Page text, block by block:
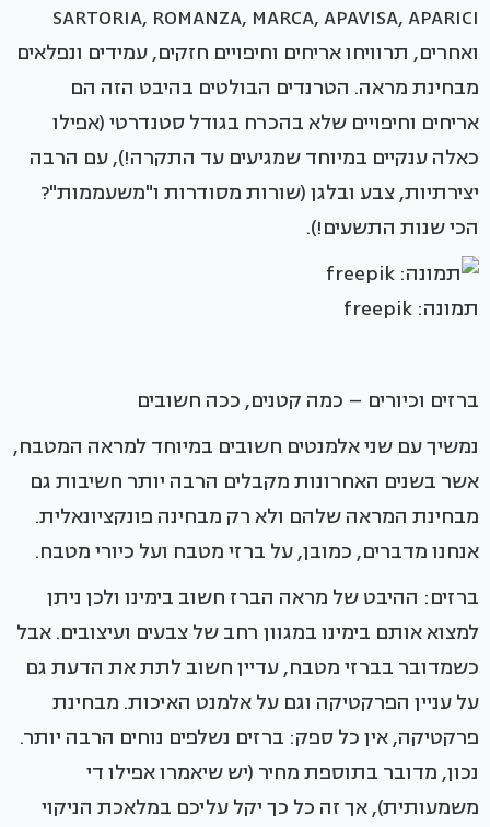
ואחרים, תרוויחו אריחים וחיפויים חזקים, עמידים ונפלאים
מבחינת מראה. הטרנדים הבולטים בהיבט הזה הם
אריחים וחיפויים שלא בהכרח בגודל סטנדרטי (אפילו
כאלה ענקיים במיוחד שמגיעים עד התקרה!), עם הרבה
יצירתיות, צבע ובלגן (שורות מסודרות ו"משעממות"?
הכי שנות התשעים!).
תמונה: freepik
ברזים וכיורים – כמה קטנים, ככה חשובים
נמשיך עם שני אלמנטים חשובים במיוחד למראה המטבח,
אשר בשנים האחרונות מקבלים הרבה יותר חשיבות גם
מבחינת המראה שלהם ולא רק מבחינה פונקציונאלית.
אנחנו מדברים, כמובן, על ברזי מטבח ועל כיורי מטבח.
ברזים: ההיבט של מראה הברז חשוב בימינו ולכן ניתן
למצוא אותם בימינו במגוון רחב של צבעים ועיצובים. אבל
כשמדובר בברזי מטבח, עדיין חשוב לתת את הדעת גם
על עניין הפרקטיקה וגם על אלמנט האיכות. מבחינת
פרקטיקה, אין כל ספק: ברזים נשלפים נוחים הרבה יותר.
נכון, מדובר בתוספת מחיר (יש שיאמרו אפילו די
משמעותית), אך זה כל כך יקל עליכם במלאכת הניקוי